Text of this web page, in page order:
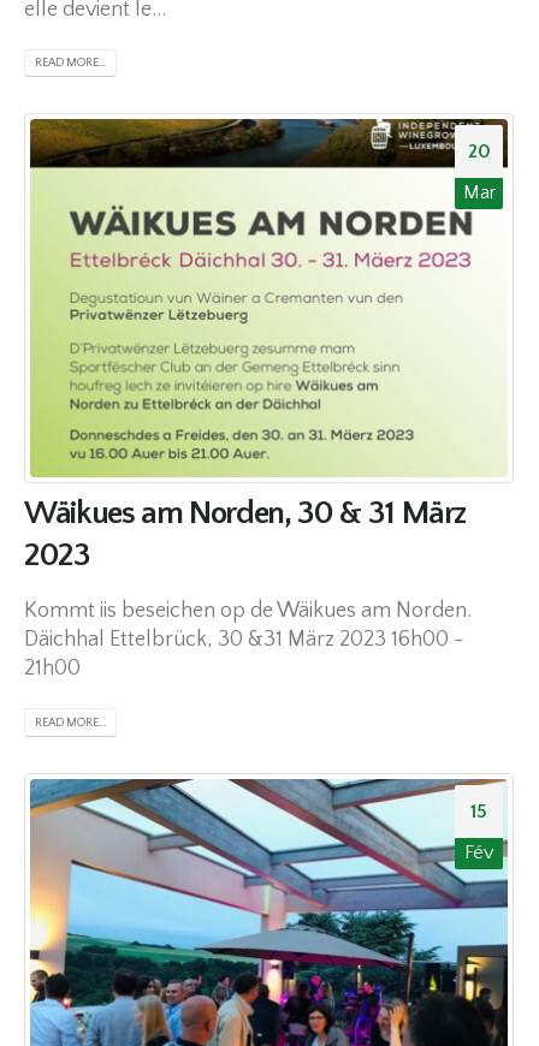
elle devient le...
READ MORE...
20
Mar
Wäikues am Norden, 30 & 31 März
2023
Kommt iis beseichen op de Wäikues am Norden.
Däichhal Ettelbrück, 30 &31 März 2023 16h00 -
21h00
READ MORE...
15
Fév